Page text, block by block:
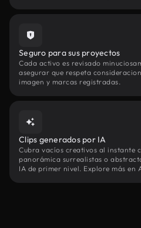
Seguro para sus proyectos
Cada activo es revisado
asegurar que respeta
imagen y marcas registradas.
Clips generados por IA
Cubra vacíos creativos al instante
panorámica surrealistas o
IA de primer nivel. Explore más en